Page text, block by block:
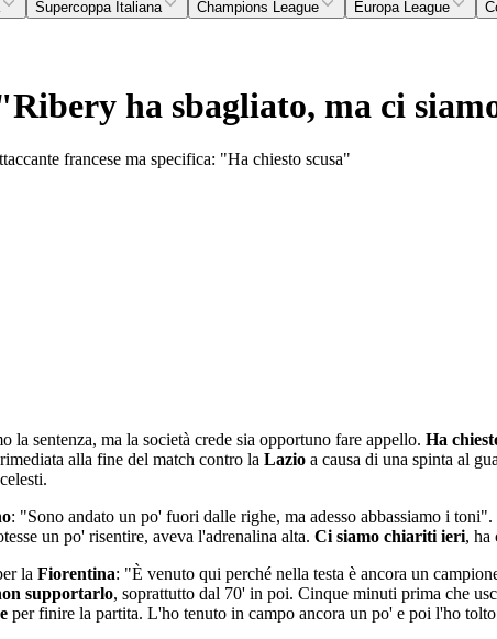
Supercoppa Italiana Champions League Europa League
ha sbagliato, ma ci
francese ma specifica: "Ha chiesto scusa"
la sentenza, ma la società crede sia opportuno fare appello. Ha
alla fine del match contro la Lazio a causa di una spinta al
: "Sono andato un po' fuori dalle righe, ma adesso abbassiamo i
un po' risentire, aveva l'adrenalina alta. Ci siamo chiariti ieri, ha
la Fiorentina: "È venuto qui perché nella testa è ancora un
supportarlo, soprattutto dal 70' in poi. Cinque minuti prima che
per finire la partita. L'ho tenuto in campo ancora un po' e poi l'ho